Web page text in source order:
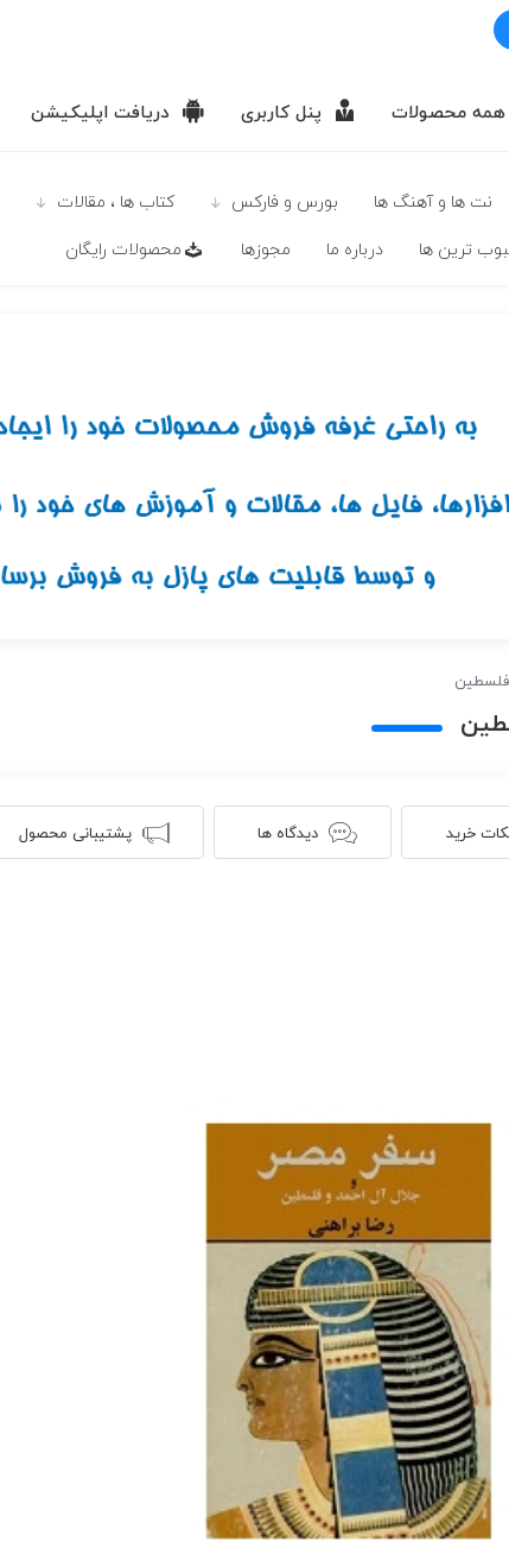
همه محصولات پنل کاربری دریافت اپلیکیشن
نت ها و آهنگ ها بورس و فارکس كتاب ها ، مقالات
ترين ها درباره ما مجوزها محصولات رايگان
خرید دیدگاه ها پشتیبانی محصول